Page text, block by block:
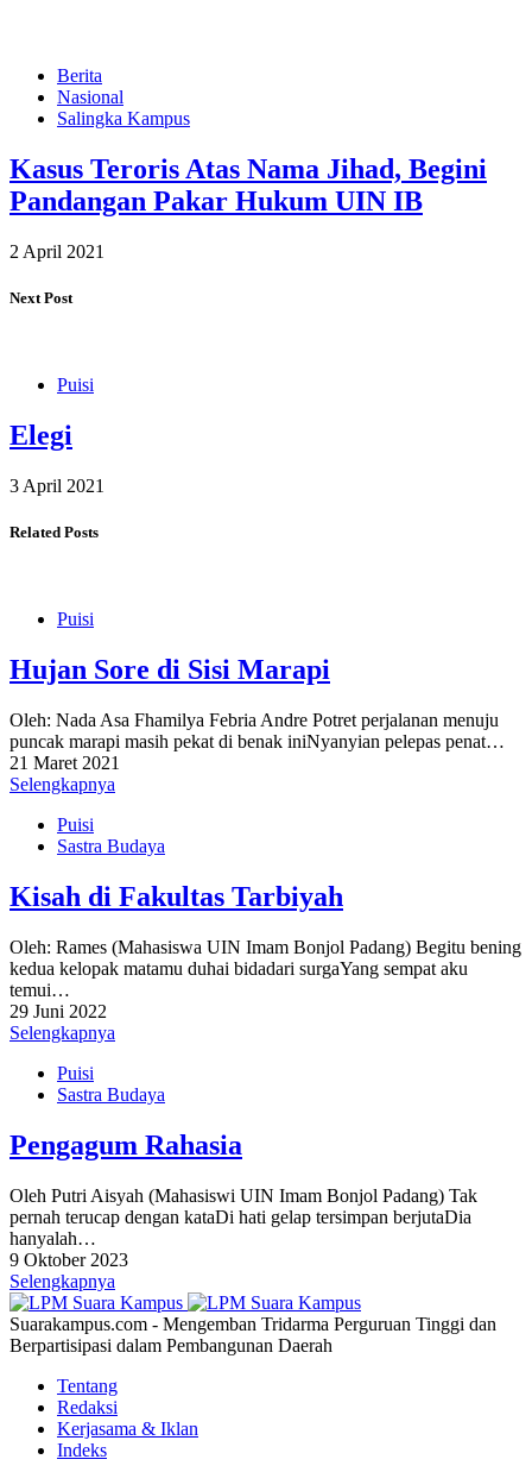
Berita
Nasional
Salingka Kampus
Kasus Teroris Atas Nama Jihad, Begini
Pandangan Pakar Hukum UIN IB
2 April 2021
Next Post
Puisi
Elegi
3 April 2021
Related Posts
Puisi
Hujan Sore di Sisi Marapi
Oleh: Nada Asa Fhamilya Febria Andre Potret perjalanan menuju
puncak marapi masih pekat di benak iniNyanyian pelepas penat…
21 Maret 2021
Selengkapnya
Puisi
Sastra Budaya
Kisah di Fakultas Tarbiyah
Oleh: Rames (Mahasiswa UIN Imam Bonjol Padang) Begitu bening
kedua kelopak matamu duhai bidadari surgaYang sempat aku
temui…
29 Juni 2022
Selengkapnya
Puisi
Sastra Budaya
Pengagum Rahasia
Oleh Putri Aisyah (Mahasiswi UIN Imam Bonjol Padang) Tak
pernah terucap dengan kataDi hati gelap tersimpan berjutaDia
hanyalah…
9 Oktober 2023
Selengkapnya
Suarakampus.com - Mengemban Tridarma Perguruan Tinggi dan
Berpartisipasi dalam Pembangunan Daerah
Tentang
Redaksi
Kerjasama & Iklan
Indeks